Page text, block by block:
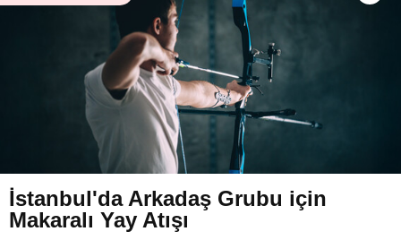
İstanbul'da Arkadaş Grubu için
Makaralı Yay Atışı